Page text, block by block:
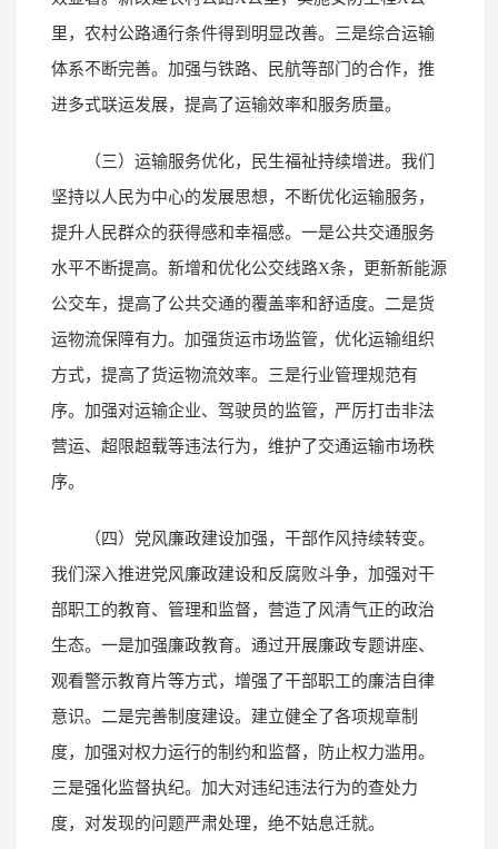
里，农村公路通行条件得到明显改善。三是综合运输
体系不断完善。加强与铁路、民航等部门的合作，推
进多式联运发展，提高了运输效率和服务质量。
（三）运输服务优化，民生福祉持续增进。我们
坚持以人民为中心的发展思想，不断优化运输服务，
提升人民群众的获得感和幸福感。一是公共交通服务
水平不断提高。新增和优化公交线路X条，更新新能源
公交车，提高了公共交通的覆盖率和舒适度。二是货
运物流保障有力。加强货运市场监管，优化运输组织
方式，提高了货运物流效率。三是行业管理规范有
序。加强对运输企业、驾驶员的监管，严厉打击非法
营运、超限超载等违法行为，维护了交通运输市场秩
序。
（四）党风廉政建设加强，干部作风持续转变。
我们深入推进党风廉政建设和反腐败斗争，加强对干
部职工的教育、管理和监督，营造了风清气正的政治
生态。一是加强廉政教育。通过开展廉政专题讲座、
观看警示教育片等方式，增强了干部职工的廉洁自律
意识。二是完善制度建设。建立健全了各项规章制
度，加强对权力运行的制约和监督，防止权力滥用。
三是强化监督执纪。加大对违纪违法行为的查处力
度，对发现的问题严肃处理，绝不姑息迁就。